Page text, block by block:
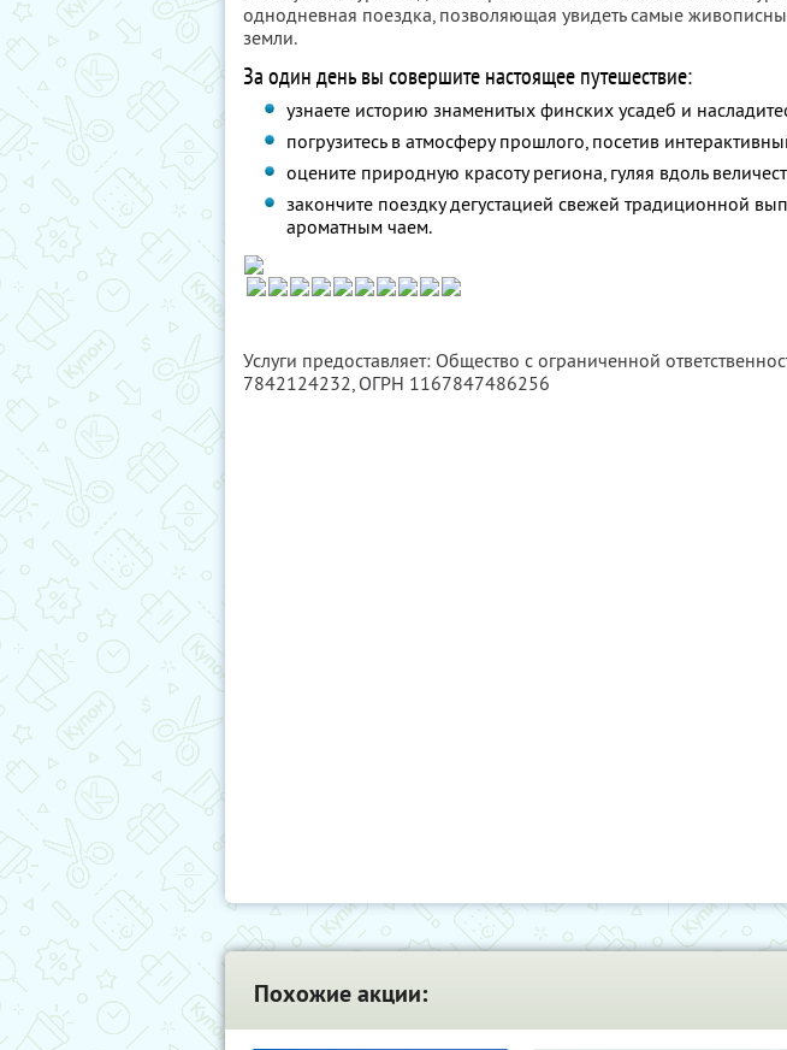
однодневная поездка, позволяющая увидеть самые
земли.
За один день вы совершите настоящее путешествие:
узнаете историю знаменитых финских усадеб и
погрузитесь в атмосферу прошлого, посетив
оцените природную красоту региона, гуляя вдоль
закончите поездку дегустацией свежей традиционной
ароматным чаем.
Услуги предоставляет: Общество с ограниченной
7842124232, ОГРН 1167847486256
Похожие акции: